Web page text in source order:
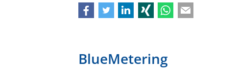
BlueMetering